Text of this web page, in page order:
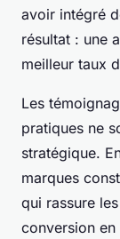
avoir intégré
résultat : une
meilleur taux
Les
pratiques ne
stratégique.
marques
qui rassure
conversion en